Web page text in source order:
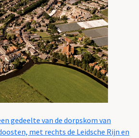
gedeelte van de dorpskom van
met rechts de Leidsche Rijn en